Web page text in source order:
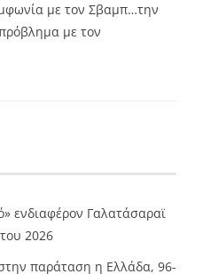
με τον Σβαμπ…την
με τον
ενδιαφέρον Γαλατάσαραϊ
2026
παράταση η Ελλάδα, 96-